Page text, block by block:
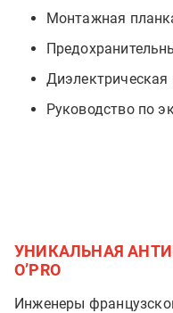
Монтажная
Диэлектрическая
Руководство по
УНИКАЛЬНАЯ
O’PRO
Инженеры